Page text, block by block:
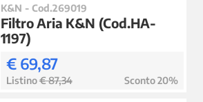
K&N - Cod.269019
Filtro Aria K&N (Cod.HA-
1197)
€ 69,87
Listino€ 87,34 Sconto 20%